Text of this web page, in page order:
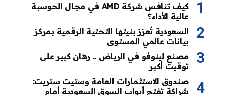
كيف تنافس شركة AMD في مجال الحوسبة
عالية الأداء؟
السعودية تُعزز بنيتها التحتية الرقمية بمركز
بيانات عالمي المستوى
مصنع لينوفو في الرياض .. رهان كبير على
توقيت أكبر
صندوق الاستثمارات العامة وستيت ستريت:
شراكة تفتح أبواب السوق السعودية أمام